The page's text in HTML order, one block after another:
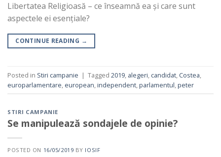
Libertatea Religioasă – ce înseamnă ea și care sunt
aspectele ei esențiale?
CONTINUE READING →
Posted in Stiri campanie | Tagged 2019, alegeri, candidat, Costea,
europarlamentare, european,independent,parlamentul,peter
STIRI CAMPANIE
Se manipulează sondajele de opinie?
POSTED ON 16/05/2019 BY IOSIF